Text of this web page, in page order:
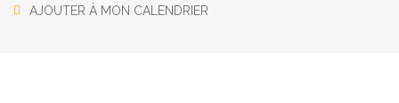
AJOUTER À MON CALENDRIER